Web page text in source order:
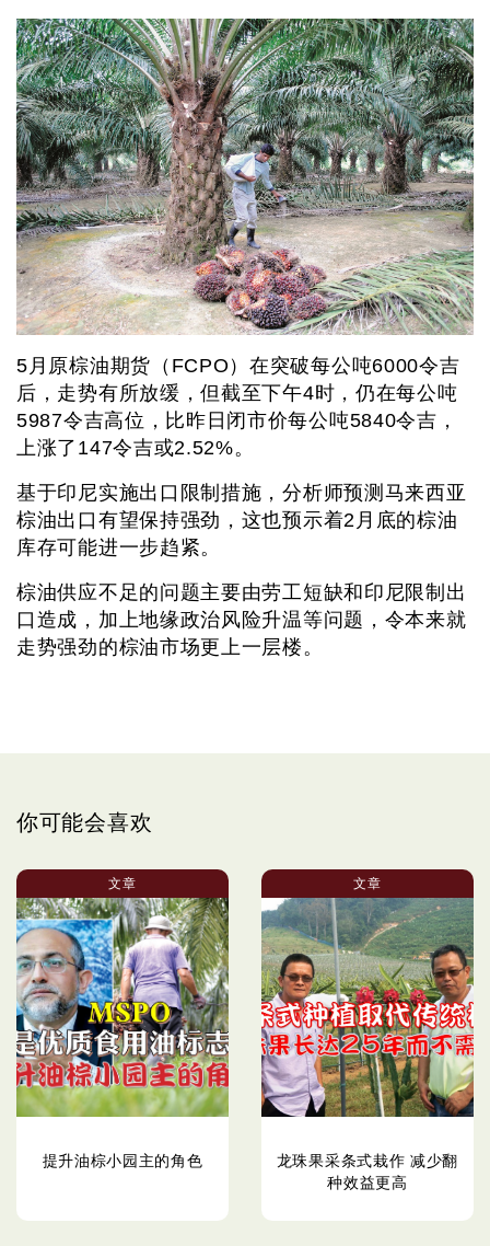
5月原棕油期货（FCPO）在突破每公吨6000令吉
后，走势有所放缓，但截至下午4时，仍在每公吨
5987令吉高位，比昨日闭市价每公吨5840令吉，
上涨了147令吉或2.52%。
基于印尼实施出口限制措施，分析师预测马来西亚
棕油出口有望保持强劲，这也预示着2月底的棕油
库存可能进一步趋紧。
棕油供应不足的问题主要由劳工短缺和印尼限制出
口造成，加上地缘政治风险升温等问题，令本来就
走势强劲的棕油市场更上一层楼。
你可能会喜欢
文章
提升油棕小园主的角色
文章
龙珠果采条式栽作 减少翻
种效益更高